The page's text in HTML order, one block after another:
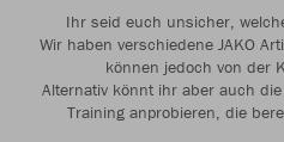
Ihr seid euch unsicher,
Wir haben verschiedene JAKO
können jedoch von der
Alternativ könnt ihr aber auch
Training anprobieren, die